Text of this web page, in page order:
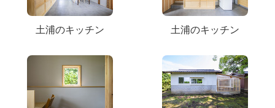
土浦のキッチン 土浦のキッチン